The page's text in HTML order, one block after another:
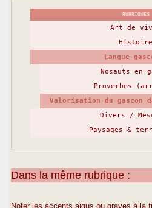
RUBRIQUES
Art de
Histoire
Langue
Nosauts en
Proverbes
Valorisation du gascon
Divers /
Paysages &
Dans la même rubrique :
Noter les accents aigus ou graves à la